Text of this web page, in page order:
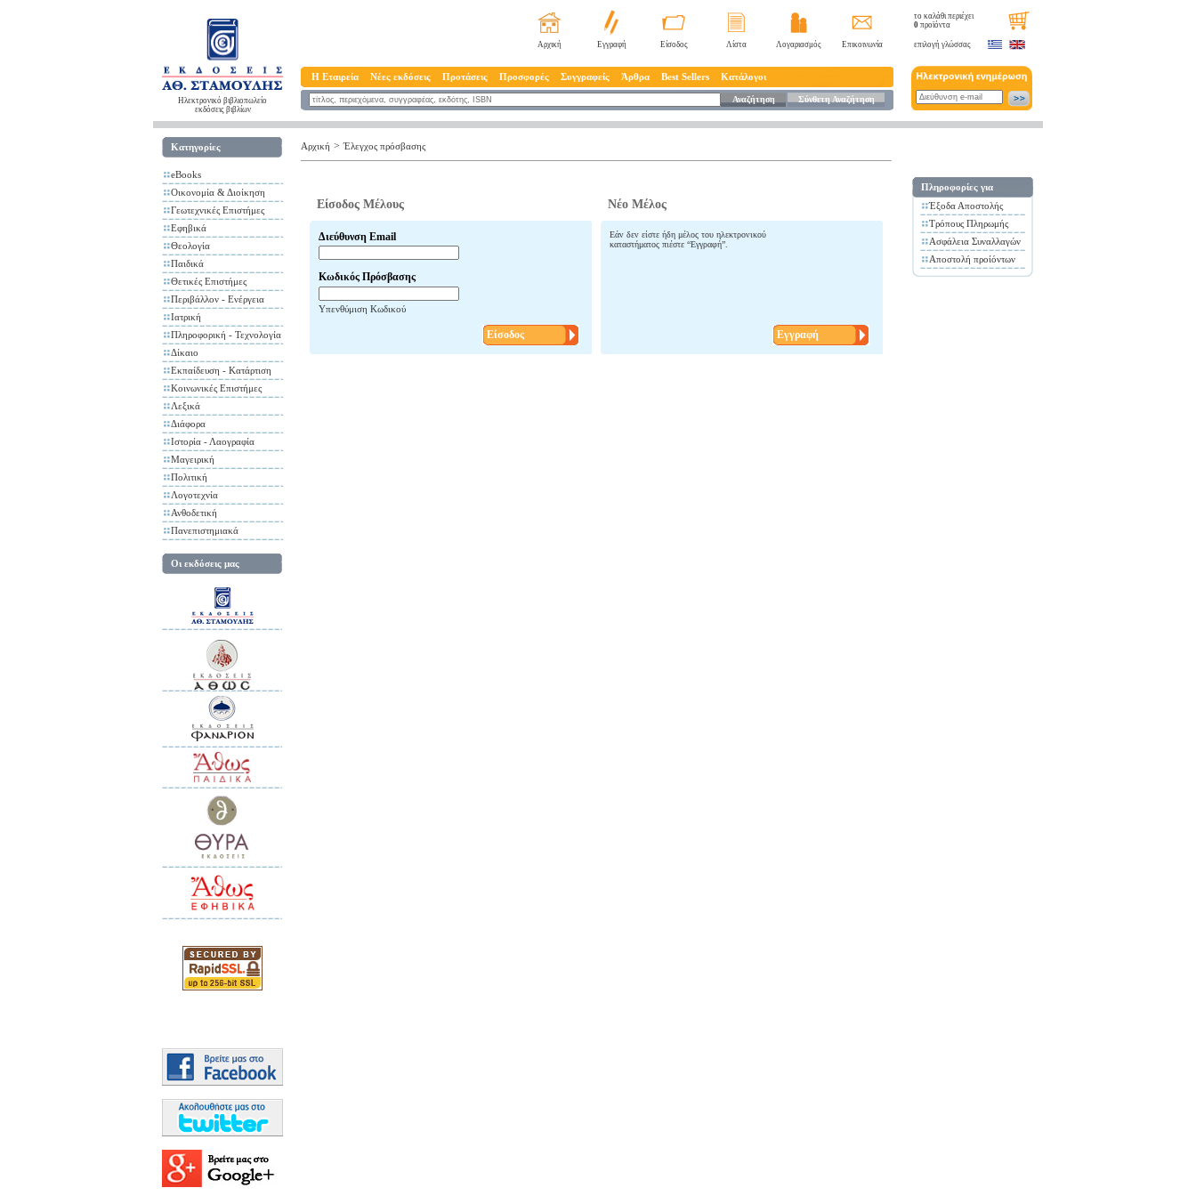
Ηλεκτρονικό βιβλιοπωλείο
εκδόσεις βιβλίων
Αρχική Εγγραφή Είσοδος Λίστα Λογαριασμός Επικοινωνία
Η Εταιρεία Νέες εκδόσεις Προτάσεις Προσφορές Συγγραφείς Άρθρα Best Sellers Κατάλογοι
Αναζήτηση Σύνθετη Αναζήτηση
το καλάθι περιέχει
0 προϊόντα
επιλογή γλώσσας
Κατηγορίες
eBooks
Οικονομία & Διοίκηση
Γεωτεχνικές Επιστήμες
Εφηβικά
Θεολογία
Παιδικά
Θετικές Επιστήμες
Περιβάλλον - Ενέργεια
Ιατρική
Πληροφορική - Τεχνολογία
Δίκαιο
Εκπαίδευση - Κατάρτιση
Κοινωνικές Επιστήμες
Λεξικά
Διάφορα
Ιστορία - Λαογραφία
Μαγειρική
Πολιτική
Λογοτεχνία
Ανθοδετική
Πανεπιστημιακά
Οι εκδόσεις μας
Αρχική > Έλεγχος πρόσβασης
Είσοδος Μέλους Νέο Μέλος
Διεύθυνση Email
Κωδικός Πρόσβασης
Υπενθύμιση Κωδικού
Είσοδος
Εάν δεν είστε ήδη μέλος του ηλεκτρονικού
καταστήματος πιέστε “Εγγραφή”.
Εγγραφή
Πληροφορίες για
Έξοδα Αποστολής
Τρόπους Πληρωμής
Ασφάλεια Συναλλαγών
Αποστολή προίόντων